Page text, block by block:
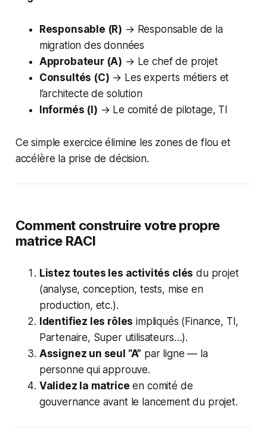
Responsable (R) → Responsable de la
migration des données
Approbateur (A) → Le chef de projet
Consultés (C) → Les experts métiers et
l’architecte de solution
Informés (I) → Le comité de pilotage, TI
Ce simple exercice élimine les zones de flou et
accélère la prise de décision.
Comment construire votre propre
matrice RACI
Listez toutes les activités clés du projet
(analyse, conception, tests, mise en
production, etc.).
Identifiez les rôles impliqués (Finance, TI,
Partenaire, Super utilisateurs…).
Assignez un seul “A” par ligne — la
personne qui approuve.
Validez la matrice en comité de
gouvernance avant le lancement du projet.